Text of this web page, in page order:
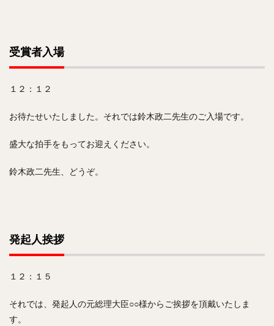
受賞者入場
１２：１２
お待たせいたしました。それでは鈴木政二先生のご入場です。
盛大な拍手をもってお迎えください。
鈴木政二先生、どうぞ。
発起人挨拶
１２：１５
それでは、発起人の元総理大臣○○様からご挨拶を頂戴いたしま
す。